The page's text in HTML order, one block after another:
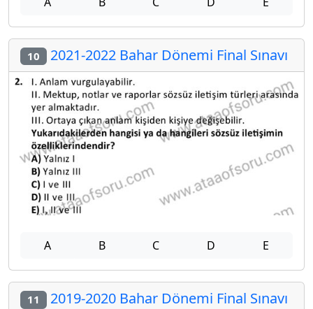
10 2021-2022 Bahar Dönemi Final Sınavı
A B C D E
11 2019-2020 Bahar Dönemi Final Sınavı